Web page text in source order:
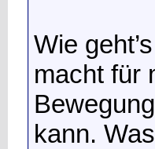
Wie
macht für
kann.